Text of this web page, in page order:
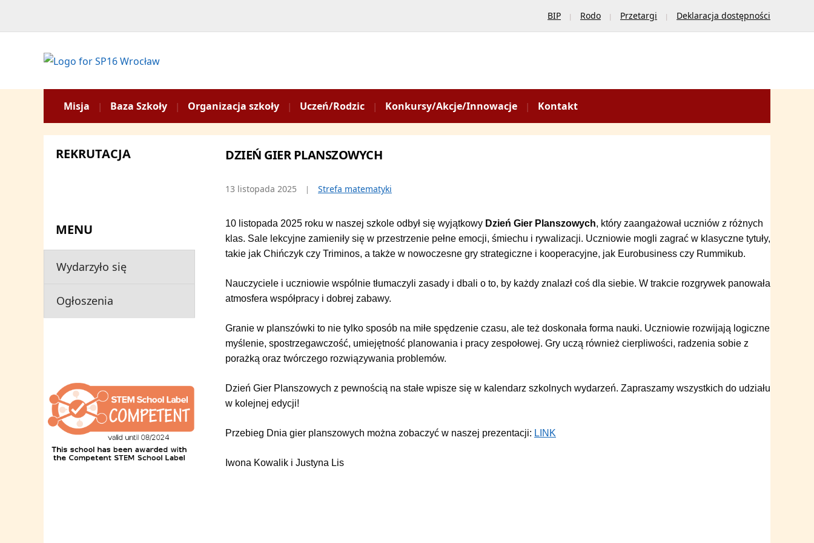
BIP Rodo Przetargi Deklaracja dostępności
Misja Baza Szkoły Organizacja szkoły Uczeń/Rodzic Konkursy/Akcje/Innowacje Kontakt
REKRUTACJA
MENU
Wydarzyło się
Ogłoszenia
DZIEŃ GIER PLANSZOWYCH
13 listopada 2025 Strefa matematyki
10 listopada 2025 roku w naszej szkole odbył się wyjątkowy Dzień Gier Planszowych, który zaangażował uczniów z różnych
klas. Sale lekcyjne zamieniły się w przestrzenie pełne emocji, śmiechu i rywalizacji. Uczniowie mogli zagrać w klasyczne tytuły,
takie jak Chińczyk czy Triminos, a także w nowoczesne gry strategiczne i kooperacyjne, jak Eurobusiness czy Rummikub.
Nauczyciele i uczniowie wspólnie tłumaczyli zasady i dbali o to, by każdy znalazł coś dla siebie. W trakcie rozgrywek panowała
atmosfera współpracy i dobrej zabawy.
Granie w planszówki to nie tylko sposób na miłe spędzenie czasu, ale też doskonała forma nauki. Uczniowie rozwijają logiczne
myślenie, spostrzegawczość, umiejętność planowania i pracy zespołowej. Gry uczą również cierpliwości, radzenia sobie z
porażką oraz twórczego rozwiązywania problemów.
Dzień Gier Planszowych z pewnością na stałe wpisze się w kalendarz szkolnych wydarzeń. Zapraszamy wszystkich do udziału
w kolejnej edycji!
Przebieg Dnia gier planszowych można zobaczyć w naszej prezentacji: LINK
Iwona Kowalik i Justyna Lis